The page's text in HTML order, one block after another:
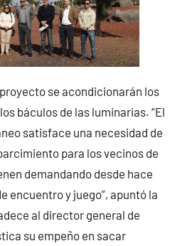
se acondicionarán los
báculos de las luminarias. “El
satisface una necesidad de
para los vecinos de
demandando desde hace
encuentro y juego”, apuntó la
al director general de
su empeño en sacar